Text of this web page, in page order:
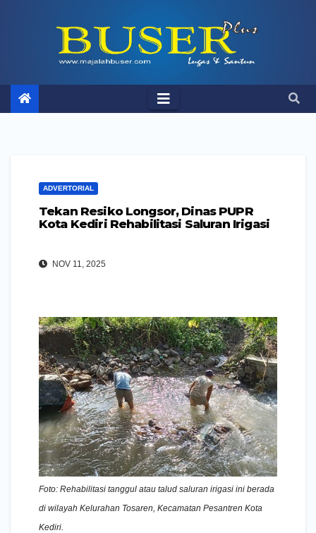
ADVERTORIAL
Tekan Resiko Longsor, Dinas PUPR
Kota Kediri Rehabilitasi Saluran Irigasi
NOV 11, 2025
Foto: Rehabilitasi tanggul atau talud saluran irigasi ini berada
di wilayah Kelurahan Tosaren, Kecamatan Pesantren Kota
Kediri.